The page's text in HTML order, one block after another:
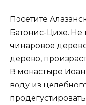
Посетите
Батонис-Цихе. Не
чинаровое
дерево,
В монастыре
воду из